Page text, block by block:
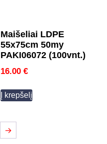
Maišeliai LDPE
55x75cm 50my
PAKI06072 (100vnt.)
16.00 €
Į krepšelį
→